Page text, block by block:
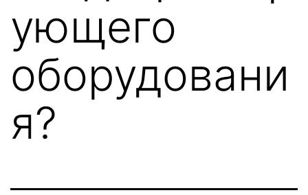
ующего
оборудовани
я?